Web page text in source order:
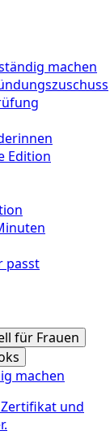
machen
Edition
passt
für Frauen
machen
und